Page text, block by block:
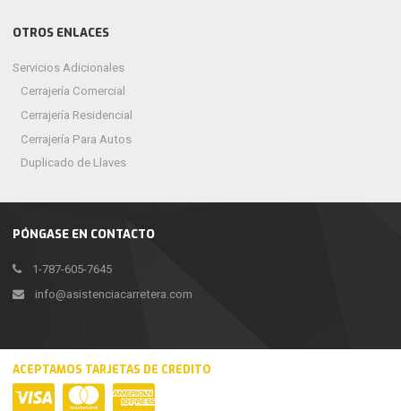
PÓNGASE EN CONTACTO
1-787-605-7645
info@asistenciacarretera.com
OTROS ENLACES
Servicios Adicionales
Cerrajería Comercial
Cerrajería Residencial
Cerrajería Para Autos
Duplicado de Llaves
ACEPTAMOS TARJETAS DE CREDITO